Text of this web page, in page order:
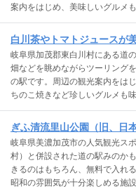
案内をはじめ、美味しいグルメ
白川茶やトマトジュースが
岐阜県加茂郡東白川村にある道
畑などを眺めながらツーリング
の駅です。周辺の観光案内をは
ちのこ焼きなど珍しいグルメも
ぎふ清流里山公園（旧、日
岐阜県美濃加茂市の人気観光ス
村）と併設された道の駅みのか
きるのはもちろん、無料で入れ
昭和の雰囲気が十分楽しめる施